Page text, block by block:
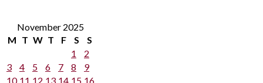
November 2025
M T W T F S
S
1
2
3
4 5 6 7 8
9
10 11 12 13 14 15 16